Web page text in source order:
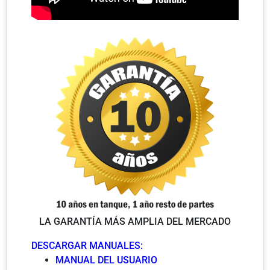
LA GARANTÍA MÁS AMPLIA DEL MERCADO
DESCARGAR MANUALES:
MANUAL DEL USUARIO